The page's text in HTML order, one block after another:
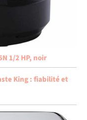
1/2 HP, noir
King : fiabilité et